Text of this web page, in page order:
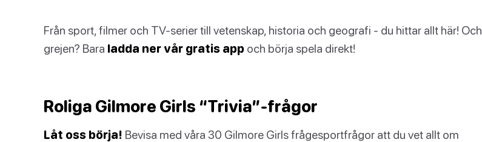
Från sport, filmer och TV-serier till vetenskap, historia och geografi - du hittar allt här! Och
grejen? Bara ladda ner vår gratis app och börja spela direkt!
Roliga Gilmore Girls “Trivia”-frågor
Låt oss börja! Bevisa med våra 30 Gilmore Girls frågesportfrågor att du vet allt om